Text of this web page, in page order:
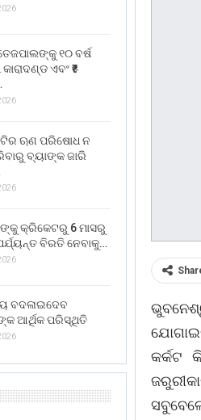
କର୍କଟ
୧୦ ବର୍ଷ
ଏବଂ ₹୫
ଋଣ ପରିଷୋଧ ନ
ବ୍ୟାଙ୍କ ଜାରି
କ୍ରିକେଟରୁ 6 ମାସରୁ
ବିରତି ନେବାକୁ…
ବଦଳାଇଦେବ
ଆର୍ଥିକ ପରିସ୍ଥିତି